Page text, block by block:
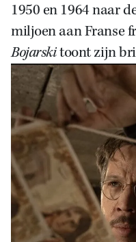
1950 en 1964 naar
miljoen aan Franse
Bojarskitoont zijn